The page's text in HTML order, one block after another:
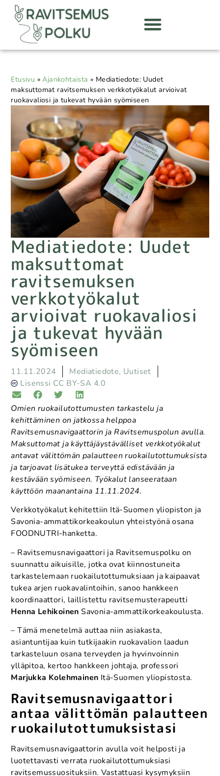
Etusivu »Ajankohtaista » Mediatiedote: Uudet
maksuttomat ravitsemuksen verkkotyökalut arvioivat
ruokavaliosi ja tukevat hyvään syömiseen
Mediatiedote: Uudet
maksuttomat
ravitsemuksen
verkkotyökalut
arvioivat ruokavaliosi
ja tukevat hyvään
syömiseen
11.11.2024 Mediatiedote, Uutiset
Lisenssi CC BY-SA 4.0
Omien ruokailutottumusten tarkastelu ja
kehittäminen on jatkossa helppoa
Ravitsemusnavigaattorin ja Ravitsemuspolun avulla.
Maksuttomat ja käyttäjäystävälliset verkkotyökalut
antavat välittömän palautteen ruokailutottumuksista
ja tarjoavat lisätukea terveyttä edistävään ja
kestävään syömiseen. Työkalut lanseerataan
käyttöön maanantaina 11.11.2024.
Verkkotyökalut kehitettiin Itä-Suomen yliopiston ja
Savonia-ammattikorkeakoulun yhteistyönä osana
FOODNUTRI-hanketta.
– Ravitsemusnavigaattori ja Ravitsemuspolku on
suunnattu aikuisille, jotka ovat kiinnostuneita
tarkastelemaan ruokailutottumuksiaan ja kaipaavat
tukea arjen ruokavalintoihin, sanoo hankkeen
koordinaattori, laillistettu ravitsemusterapeutti
Henna Lehikoinen Savonia-ammattikorkeakoulusta.
– Tämä menetelmä auttaa niin asiakasta,
asiantuntijaa kuin tutkijaakin ruokavalion laadun
tarkasteluun osana terveyden ja hyvinvoinnin
ylläpitoa, kertoo hankkeen johtaja, professori
Marjukka Kolehmainen Itä-Suomen yliopistosta.
Ravitsemusnavigaattori
antaa välittömän palautteen
ruokailutottumuksistasi
Ravitsemusnavigaattorin avulla voit helposti ja
luotettavasti verrata ruokailutottumuksiasi
ravitsemussuosituksiin. Vastattuasi kysymyksiin